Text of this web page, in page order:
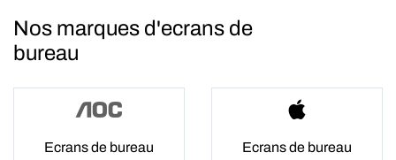
Nos marques d'ecrans de
bureau
Ecrans de bureau
Ecrans de bureau